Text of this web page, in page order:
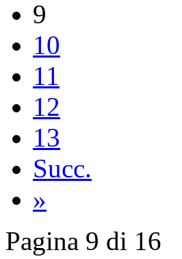
9
10
11
12
13
Succ.
»
Pagina 9 di 16